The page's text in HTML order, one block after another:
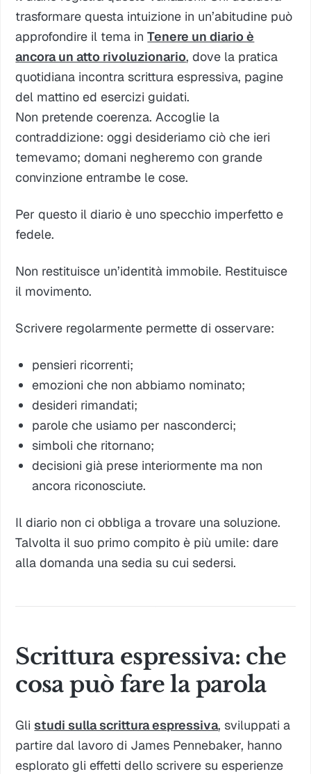
trasformare questa intuizione in un’abitudine può
approfondire il tema inTenere un diario è
ancora un atto rivoluzionario, dove la pratica
quotidiana incontra scrittura espressiva, pagine
del mattino ed esercizi guidati.
Non pretende coerenza. Accoglie la
contraddizione: oggi desideriamo ciò che ieri
temevamo; domani negheremo con grande
convinzione entrambe le cose.
Per questo il diario è uno specchio imperfetto e
fedele.
Non restituisce un’identità immobile. Restituisce
il movimento.
Scrivere regolarmente permette di osservare:
pensieri ricorrenti;
emozioni che non abbiamo nominato;
desideri rimandati;
parole che usiamo per nasconderci;
simboli che ritornano;
decisioni già prese interiormente ma non
ancora riconosciute.
Il diario non ci obbliga a trovare una soluzione.
Talvolta il suo primo compito è più umile: dare
alla domanda una sedia su cui sedersi.
Scrittura espressiva: che
cosa può fare la parola
Glistudi sulla scrittura espressiva, sviluppati a
partire dal lavoro di James Pennebaker, hanno
esplorato gli effetti dello scrivere su esperienze